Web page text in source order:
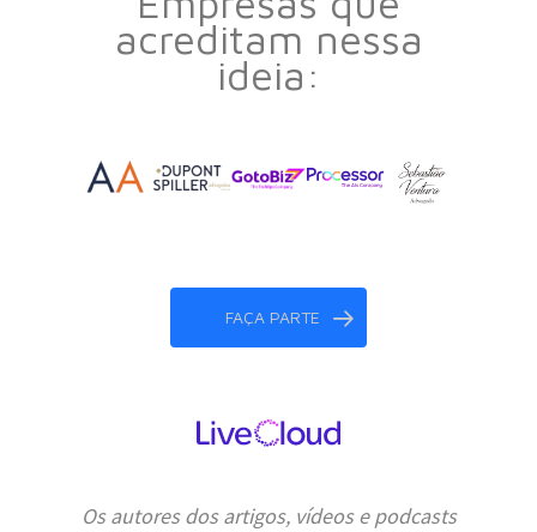
acreditam nessa
ideia:
FAÇA PARTE
Os autores dos artigos, vídeos e podcasts